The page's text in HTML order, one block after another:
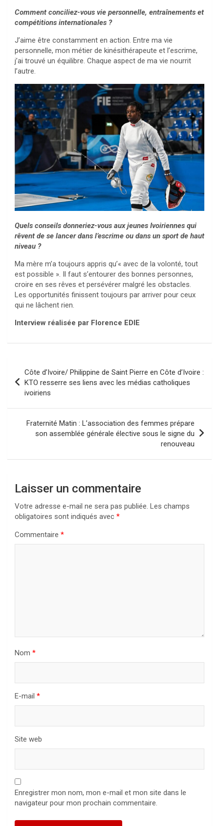
Comment conciliez-vous vie personnelle, entraînements et
compétitions internationales ?
J’aime être constamment en action. Entre ma vie
personnelle, mon métier de kinésithérapeute et l’escrime,
j’ai trouvé un équilibre. Chaque aspect de ma vie nourrit
l’autre.
Quels conseils donneriez-vous aux jeunes Ivoiriennes qui
rêvent de se lancer dans l’escrime ou dans un sport de haut
niveau ?
Ma mère m’a toujours appris qu’« avec de la volonté, tout
est possible ». Il faut s’entourer des bonnes personnes,
croire en ses rêves et persévérer malgré les obstacles.
Les opportunités finissent toujours par arriver pour ceux
qui ne lâchent rien.
Interview réalisée par Florence EDIE
de
l’article
Côte d’Ivoire/ Philippine de Saint Pierre en Côte d’Ivoire :
KTO resserre ses liens avec les médias catholiques
ivoiriens
Fraternité Matin : L’association des femmes prépare
son assemblée générale élective sous le signe du
renouveau
Laisser un commentaire
Votre adresse e-mail ne sera pas publiée. Les champs
obligatoires sont indiqués avec *
Commentaire *
Nom *
E-mail *
Site web
Enregistrer mon nom, mon e-mail et mon site dans le
navigateur pour mon prochain commentaire.